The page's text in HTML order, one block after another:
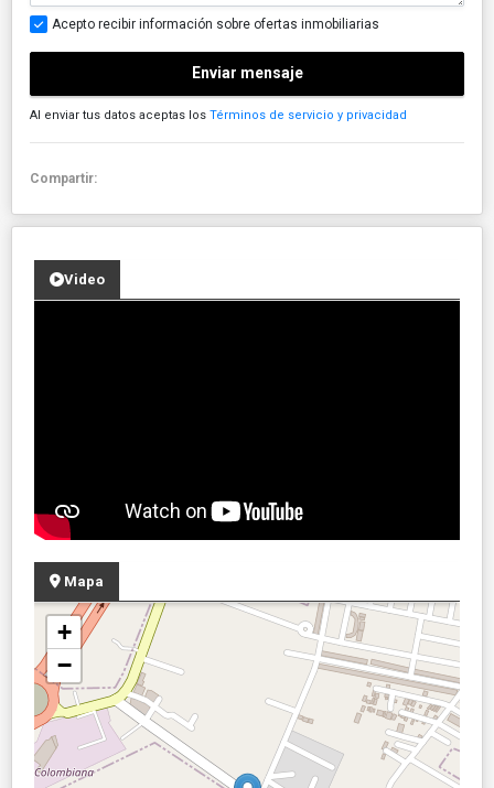
Acepto recibir información sobre ofertas inmobiliarias
Enviar mensaje
Al enviar tus datos aceptas los Términos de servicio y privacidad
Compartir:
Video
Mapa
+
−